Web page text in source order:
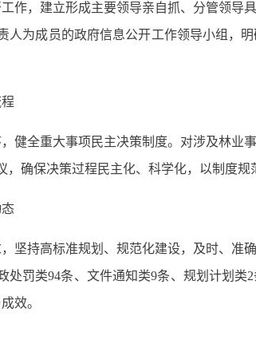
作，建立形成主要领导亲自抓、分管领导
人为成员的政府信息公开工作领导小组，
健全重大事项民主决策制度。对涉及林业
确保决策过程民主化、科学化，以制度规
坚持高标准规划、规范化建设，及时、准
处罚类94条、文件通知类9条、规划计划 类
效。